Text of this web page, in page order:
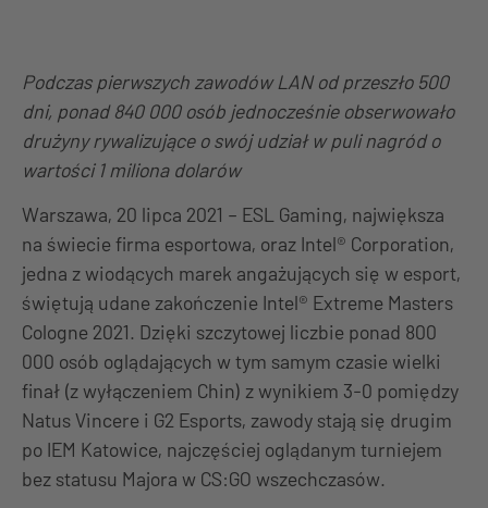
Podczas pierwszych zawodów LAN od przeszło 500
dni, ponad 840 000 osób jednocześnie obserwowało
drużyny rywalizujące o swój udział w puli nagród o
wartości 1 miliona dolarów
Warszawa, 20 lipca 2021 – ESL Gaming, największa
na świecie firma esportowa, oraz Intel® Corporation,
jedna z wiodących marek angażujących się w esport,
świętują udane zakończenie Intel® Extreme Masters
Cologne 2021. Dzięki szczytowej liczbie ponad 800
000 osób oglądających w tym samym czasie wielki
finał (z wyłączeniem Chin) z wynikiem 3-0 pomiędzy
Natus Vincere i G2 Esports, zawody stają się drugim
po IEM Katowice, najczęściej oglądanym turniejem
bez statusu Majora w CS:GO wszechczasów.